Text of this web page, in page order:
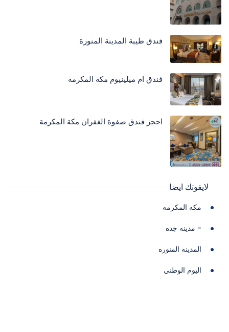
فندق طيبة المدينة المنورة
فندق ام ميلينيوم مكة المكرمة
احجز فندق صفوة الغفران مكة المكرمة
لايفوتك ايضا
مكه المكرمه
- مدينه جده
المدينه المنوره
اليوم الوطني